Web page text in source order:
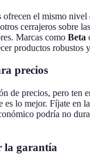
ofrecen el mismo
cerrajeros sobre
Marcas como Beta
productos robustos
precios
de precios, pero ten
es lo mejor. Fíjate en
podría no
la garantía